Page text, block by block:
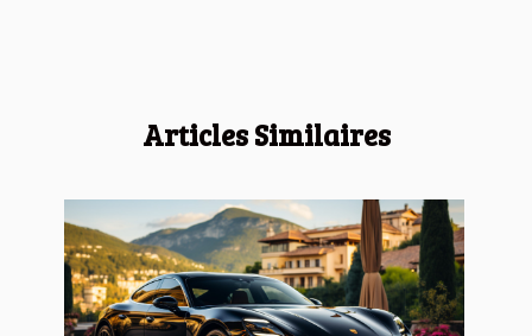
Articles Similaires